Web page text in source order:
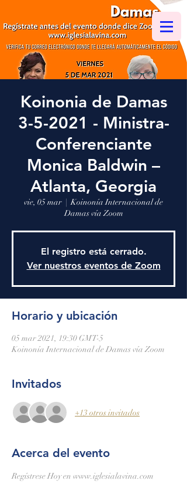
Koinonia de Damas
3-5-2021 - Ministra-
Conferenciante
Monica Baldwin –
Atlanta, Georgia
vie, 05 mar
  |
Koinonía Internacional de
Damas vía Zoom
El registro está cerrado.
Ver nuestros eventos de Zoom
Horario y ubicación
05 mar 2021, 19:30 GMT-5
Koinonía Internacional de Damas vía Zoom
Invitados
+13 otros invitados
Acerca del evento
Regístrese Hoy en www.iglesialavina.com